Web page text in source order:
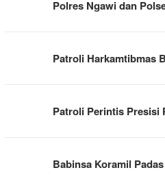
Polres Ngawi dan
Patroli Harkamtibmas
Patroli Perintis
Babinsa Koramil